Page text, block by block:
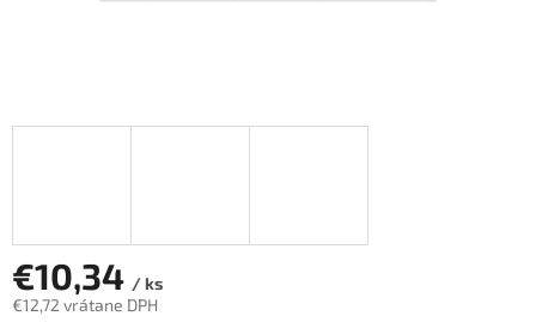
€10,34 / ks
€12,72 vrátane DPH